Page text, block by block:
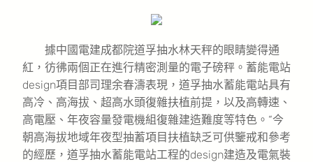
據中國電建成都院道孚抽水林天秤的眼睛變得通
紅，彷彿兩個正在進行精密測量的電子磅秤。蓄能電站
design項目部司理余春濤表現，道孚抽水蓄能電站具有
高冷、高海拔、超高水頭復雜扶植前提，以及高轉速、
高電壓、年夜容量發電機組復雜建造難度等特色。“今
朝高海拔地域年夜型抽蓄項目扶植缺乏可供鑒戒和參考
的經歷，道孚抽水蓄能電站工程的design建造及電氣裝